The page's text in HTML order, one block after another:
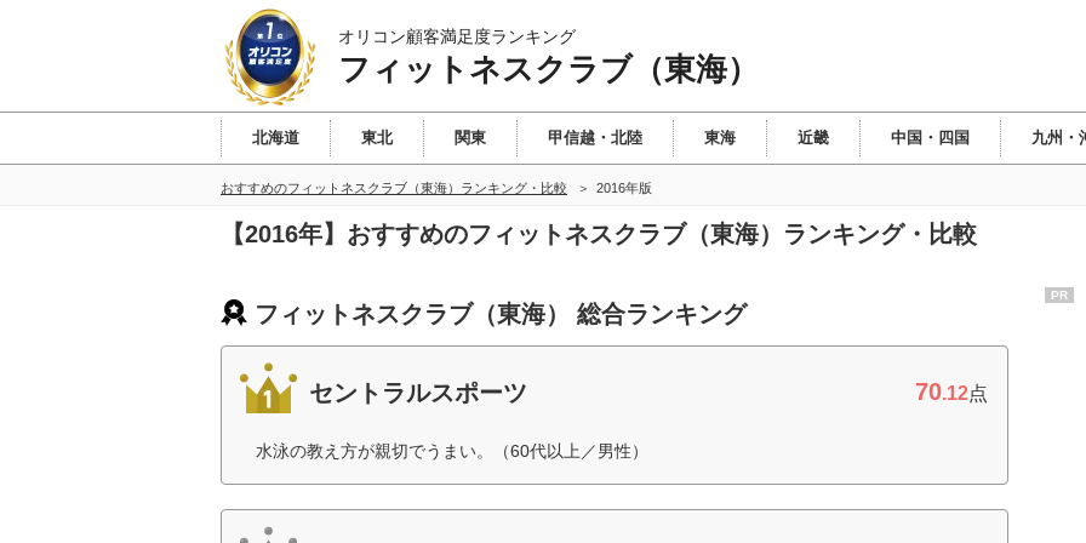
オリコン顧客満足度ランキング
フィットネスクラブ（東海）
北海道 東北 関東 甲信越・北陸 東海 近畿 中国・四国 九州・
おすすめのフィットネスクラブ（東海）ランキング・比較 2016年版
【2016年】おすすめのフィットネスクラブ（東海）ランキング・比較
フィットネスクラブ（東海） 総合ランキング
セントラルスポーツ 70.12点
水泳の教え方が親切でうまい。（60代以上／男性）
PR